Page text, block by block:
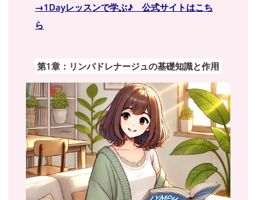
→1Dayレッスンで学ぶ♪ 公式サイトはこち
ら
第1章：リンパドレナージュの基礎知識と作用